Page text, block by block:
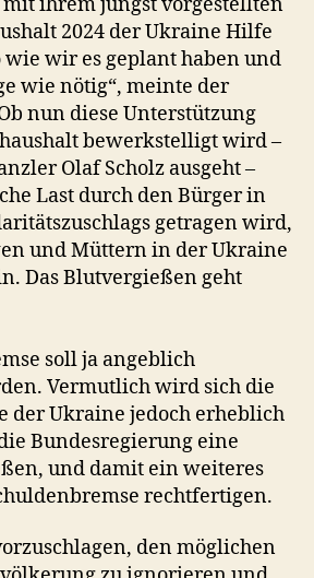
2024 der Ukraine Hilfe
wie wir es geplant haben und
wie nötig“, meinte der
nun diese Unterstützung
bewerkstelligt wird –
Olaf Scholz ausgeht –
Last durch den Bürger in
getragen wird,
und Müttern in der Ukraine
Das Blutvergießen geht
soll ja angeblich
Vermutlich wird sich die
der Ukraine jedoch erheblich
Bundesregierung eine
und damit ein weiteres
rechtfertigen.
den möglichen